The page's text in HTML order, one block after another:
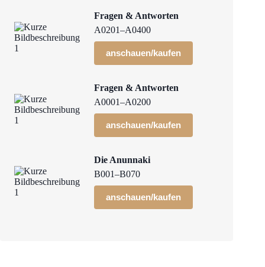
Fragen & Antworten
A0201–A0400
anschauen/kaufen
Fragen & Antworten
A0001–A0200
anschauen/kaufen
Die Anunnaki
B001–B070
anschauen/kaufen